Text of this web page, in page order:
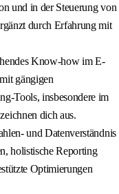
und in der Steuerung von
durch Erfahrung mit
Know-how im E-
gängigen
Tools, insbesondere im
dich aus.
und Datenverständnis
holistische Reporting
Optimierungen